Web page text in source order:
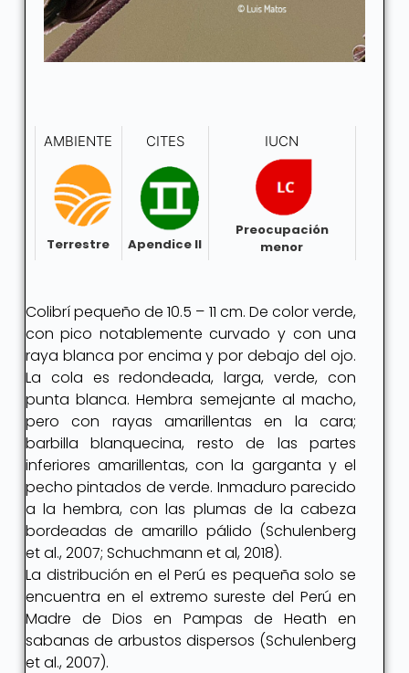
AMBIENTE
Terrestre
CITES
Apendice II
IUCN
Preocupación
menor
Colibrí pequeño de 10.5 – 11 cm. De color verde,
con pico notablemente curvado y con una
raya blanca por encima y por debajo del ojo.
La cola es redondeada, larga, verde, con
punta blanca. Hembra semejante al macho,
pero con rayas amarillentas en la cara;
barbilla blanquecina, resto de las partes
inferiores amarillentas, con la garganta y el
pecho pintados de verde. Inmaduro parecido
a la hembra, con las plumas de la cabeza
bordeadas de amarillo pálido (Schulenberg
et al., 2007; Schuchmann et al, 2018).
La distribución en el Perú es pequeña solo se
encuentra en el extremo sureste del Perú en
Madre de Dios en Pampas de Heath en
sabanas de arbustos dispersos (Schulenberg
et al., 2007).